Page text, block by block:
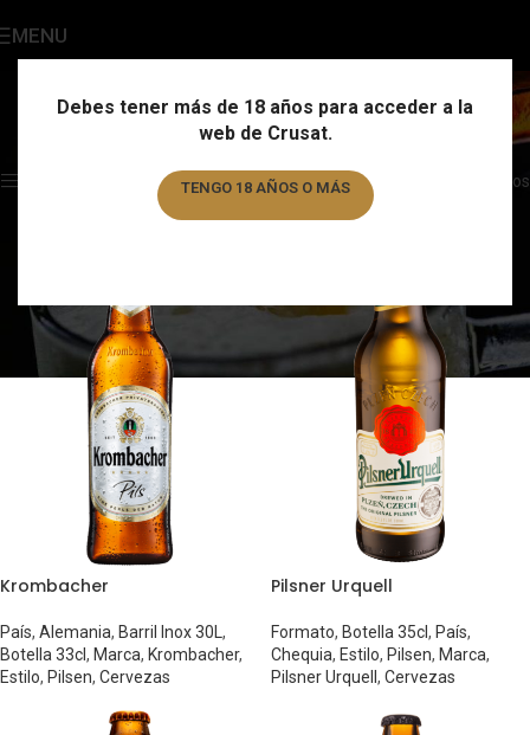
Debes tener más de 18 años para acceder a la
web de Crusat.
TENGO 18 AÑOS O MÁS
MENU Pilsen
Showing all 4 results
Filtros
Krombacher
País, Alemania, Barril Inox 30L ,
Botella 33cl, Marca, Krombacher,
Estilo, Pilsen, Cervezas
Pilsner Urquell
Formato, Botella 35cl, País,
Chequia, Estilo, Pilsen, Marca,
Pilsner Urquell , Cervezas